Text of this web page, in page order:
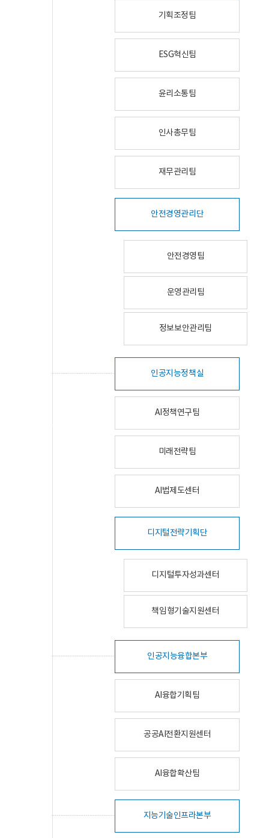
기획조정팀
ESG혁신팀
윤리소통팀
인사총무팀
재무관리팀
안전경영관리단
안전경영팀
운영관리팀
정보보안관리팀
인공지능정책실
AI정책연구팀
미래전략팀
AI법제도센터
디지털전략기획단
디지털투자성과센터
책임형기술지원센터
인공지능융합본부
AI융합기획팀
공공AI전환지원센터
AI융합확산팀
지능기술인프라본부